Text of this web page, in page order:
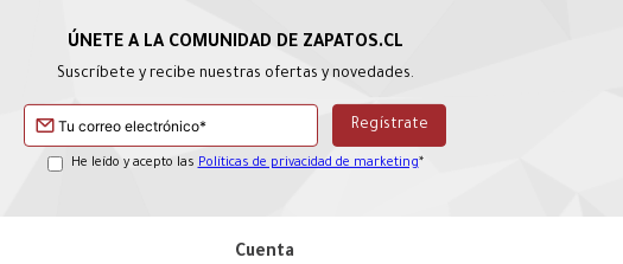
Suscríbete y recibe nuestras ofertas y novedades.
He leído y acepto las Políticas de privacidad de marketing*
Cuenta